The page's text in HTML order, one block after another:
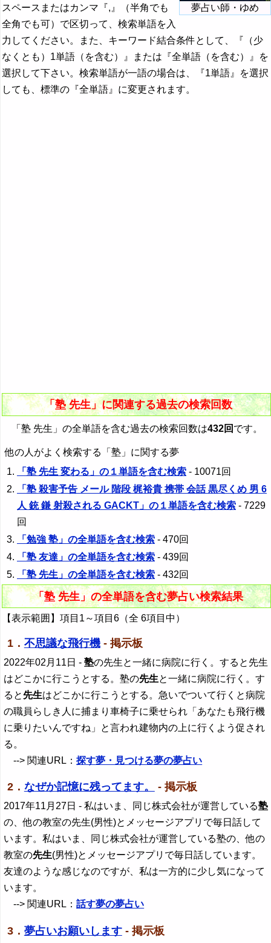
夢占い師・ゆめ
スペースまたはカンマ『,』（半角でも
全角でも可）で区切って、検索単語を入
力してください。また、キーワード結合条件として、『（少
なくとも）1単語（を含む）』または『全単語（を含む）』を
選択して下さい。検索単語が一語の場合は、『1単語』を選択
しても、標準の『全単語』に変更されます。
「塾 先生」に関連する過去の検索回数
「塾 先生」の全単語を含む過去の検索回数は432回 です。
他の人がよく検索する「塾」に関する夢
「塾 先生 変わる」の１単語を含む検索 - 10071回
「塾 殺害予告 メール 階段 梶裕貴 携帯 会話 黒尽くめ 男 6
人 銃 鎌 射殺される GACKT」の１単語を含む検索 - 7229
回
「勉強 塾」の全単語を含む検索 - 470回
「塾 友達」の全単語を含む検索 - 439回
「塾 先生」の全単語を含む検索 - 432回
「塾 先生」の全単語を含む夢占い検索結果
【表示範囲】項目1～項目6（全 6項目中）
1． 不思議な飛行機- 掲示板
2022年02月11日 -塾の先生と一緒に病院に行く。すると先生
はどこかに行こうとする。塾の先生と一緒に病院に行く。す
ると先生はどこかに行こうとする。急いでついて行くと病院
の職員らしき人に捕まり車椅子に乗せられ「あなたも飛行機
に乗りたいんですね」と言われ建物内の上に行くよう促され
る。
--> 関連URL：探す夢・見つける夢の夢占い
2． なぜか記憶に残ってます。 - 掲示板
2017年11月27日 - 私はいま、同じ株式会社が運営している塾
の、他の教室の先生(男性)とメッセージアプリで毎日話して
います。私はいま、同じ株式会社が運営している塾の、他の
教室の先生(男性)とメッセージアプリで毎日話しています。
友達のような感じなのですが、私は一方的に少し気になって
います。
--> 関連URL：話す夢の夢占い
3． 夢占いお願いします- 掲示板